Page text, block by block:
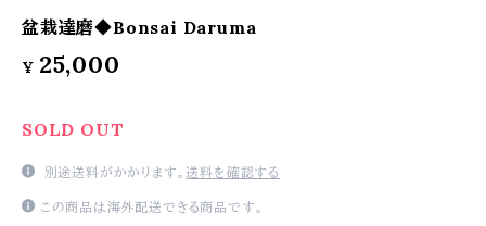
盆栽達磨◆Bonsai Daruma
¥ 25,000
SOLD OUT
別途送料がかかります。送料を確認する
この商品は海外配送できる商品です。